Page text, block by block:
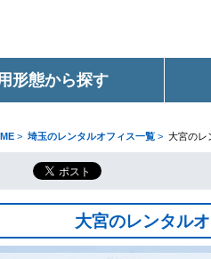
形態から探す
> 埼玉のレンタルオフィス一覧 > 大宮のレ
大宮のレンタル